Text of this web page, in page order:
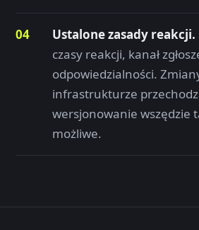
Ustalone zasady reakcji.
czasy reakcji, kanał
odpowiedzialności.
infrastrukturze
wersjonowanie wszędzie
możliwe.